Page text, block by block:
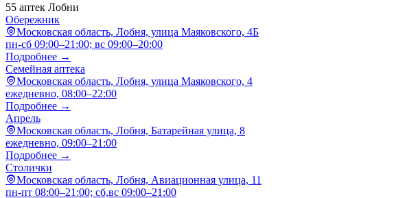
55 аптек Лобни
Обережник
Московская область, Лобня, улица Маяковского, 4Б
пн-сб 09:00–21:00; вс 09:00–20:00
Подробнее →
Семейная аптека
Московская область, Лобня, улица Маяковского, 4
ежедневно, 08:00–22:00
Подробнее →
Апрель
Московская область, Лобня, Батарейная улица, 8
ежедневно, 09:00–21:00
Подробнее →
Столички
Московская область, Лобня, Авиационная улица, 11
пн-пт 08:00–21:00; сб,вс 09:00–21:00